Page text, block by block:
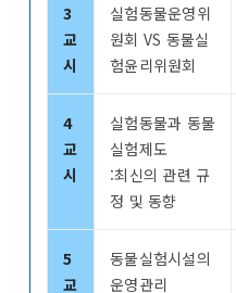
3
교
시
실험동물운영위
원회 VS 동물실
험윤리위원회
4
교
시
실험동물과 동물
실험제도
:최신의 관련 규
정 및 동향
5
교
동물실험시설의
운영관리